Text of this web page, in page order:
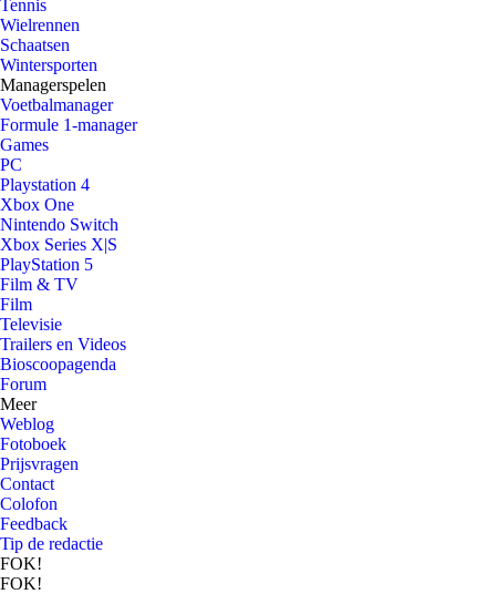
Tennis
Wielrennen
Schaatsen
Wintersporten
Managerspelen
Voetbalmanager
Formule 1-manager
Games
PC
Playstation 4
Xbox One
Nintendo Switch
Xbox Series X|S
PlayStation 5
Film & TV
Film
Televisie
Trailers en Videos
Bioscoopagenda
Forum
Meer
Weblog
Fotoboek
Prijsvragen
Contact
Colofon
Feedback
Tip de redactie
FOK!
FOK!